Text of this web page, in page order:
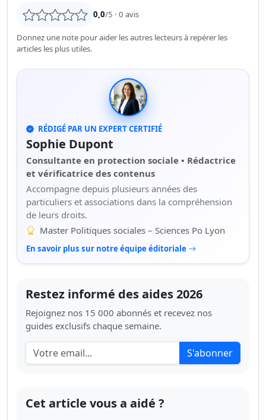
0,0/5 ·0 avis
Donnez une note pour aider les autres lecteurs à repérer les
articles les plus utiles.
RÉDIGÉ PAR UN EXPERT CERTIFIÉ
Sophie Dupont
Consultante en protection sociale • Rédactrice
et vérificatrice des contenus
Accompagne depuis plusieurs années des
particuliers et associations dans la compréhension
de leurs droits.
Master Politiques sociales – Sciences Po Lyon
En savoir plus sur notre équipe éditoriale
Restez informé des aides 2026
Rejoignez nos 15 000 abonnés et recevez nos
guides exclusifs chaque semaine.
S'abonner
Cet article vous a aidé ?